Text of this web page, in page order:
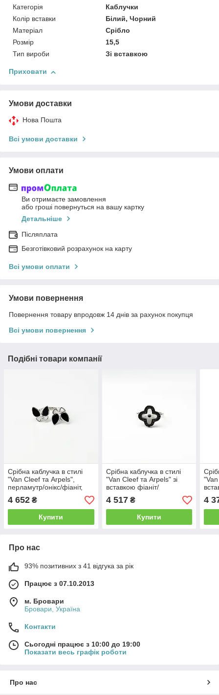
Категорія
Каблучки
Колір вставки
Білий, Чорний
Матеріал
Срібло
Розмір
15,5
Тип вироби
Зі вставкою
Приховати
Умови доставки
Нова Пошта
Всі умови доставки
Умови оплати
Ви отримаєте замовлення
або гроші повернуться на вашу картку
Детальніше
Післяплата
Безготівковий розрахунок на карту
Всі умови оплати
Умови повернення
Повернення товару впродовж 14 днів за рахунок покупця
Всі умови повернення
Подібні товари компанії
Срібна каблучка в стилі
"Van Cleef та Arpels",
перламутр/онікс/фіаніт,
Розмір 16,0, Вага: 3.5 г
4 652 ₴
Купити
Срібна каблучка в стилі
"Van Cleef та Arpels" зі
вставкою фіаніт/
перламутр, Розмір 15,5,
Вага: 3.7 г
4 517₴
Купити
4
Про нас
93% позитивних з 41 відгука за рік
Працює з 07.10.2013
м. Бровари
Бровари, Україна
Контакти
Сьогодні працює з 10:00 до 19:00
Показати весь графік роботи
Про нас